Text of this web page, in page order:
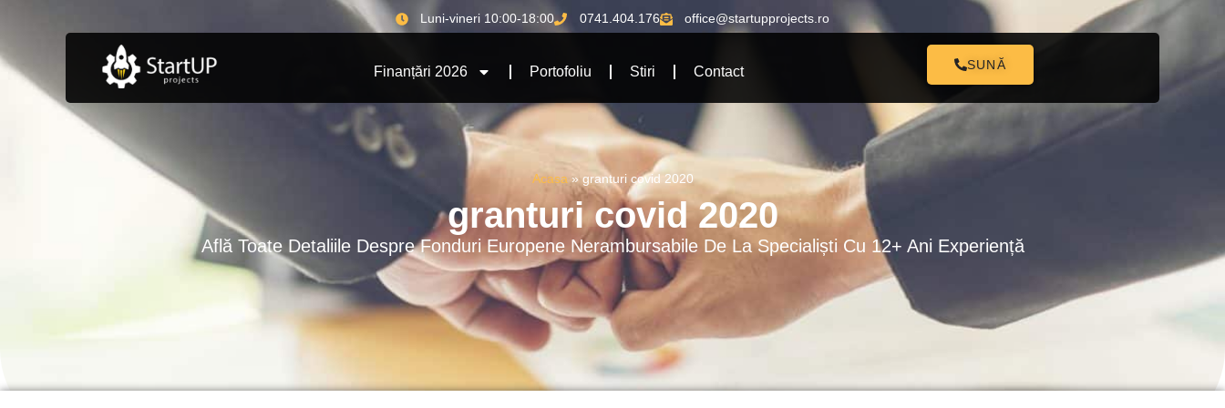
Luni-vineri 10:00-18:00 0741.404.176 office@startupprojects.ro
Finanțări 2026 Portofoliu Stiri Contact SUNĂ
Acasa » granturi covid 2020
granturi covid 2020
Află Toate Detaliile Despre Fonduri Europene Nerambursabile De La Specialiști Cu 12+ Ani Experiență